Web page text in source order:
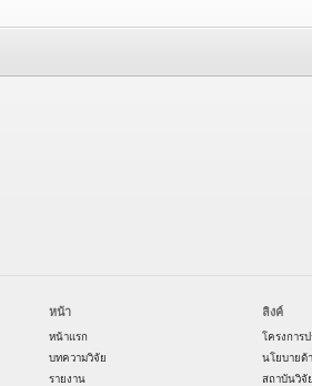
หน้า
หน้าแรก
บทความวิจัย
รายงาน
ลิงค์
โครงการ
นโยบายด้
สถาบันวิจั